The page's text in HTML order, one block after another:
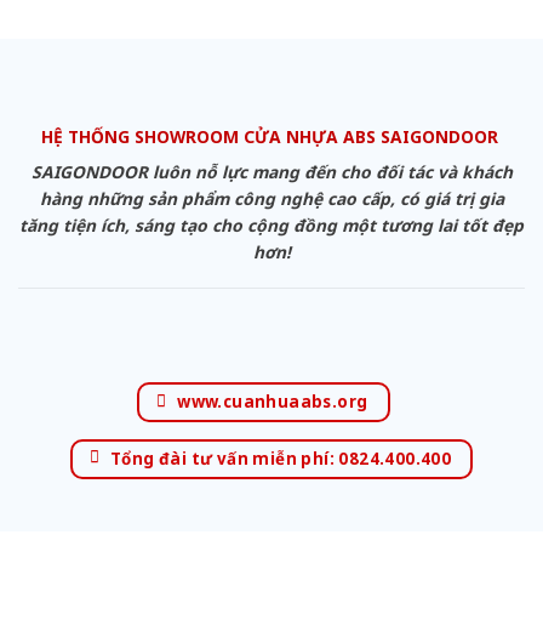
HỆ THỐNG SHOWROOM CỬA NHỰA ABS SAIGONDOOR
SAIGONDOOR luôn nỗ lực mang đến cho đối tác và khách
hàng những sản phẩm công nghệ cao cấp, có giá trị gia
tăng tiện ích, sáng tạo cho cộng đồng một tương lai tốt đẹp
hơn!
www.cuanhuaabs.org
Tổng đài tư vấn miễn phí: 0824.400.400